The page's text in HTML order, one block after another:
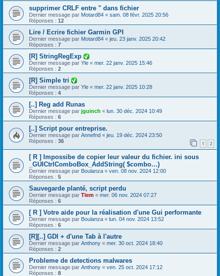
supprimer CRLF entre " dans fichier
Dernier message par Motard84 « sam. 08 févr. 2025 20:56
Réponses : 12
Lire / Ecrire fichier Garmin GPI
Dernier message par Motard84 « jeu. 23 janv. 2025 20:42
Réponses : 7
[R] StringRegExp
Dernier message par Yle « mer. 22 janv. 2025 15:46
Réponses : 2
[R] Simple tri
Dernier message par Yle « mer. 22 janv. 2025 10:28
Réponses : 4
[..] Reg add Runas
Dernier message par jguinch « lun. 30 déc. 2024 10:49
Réponses : 6
[..] Script pour entreprise.
Dernier message par Annefnd « jeu. 19 déc. 2024 23:50
Réponses : 36 1 2
[ R ] Impossibe de copier leur valeur du fichier. ini sous
_GUICtrlComboBox_AddString( $combo…)
Dernier message par Boulanza « ven. 08 nov. 2024 12:00
Réponses : 5
Sauvegarde planté, script perdu
Dernier message par Tlem « mer. 06 nov. 2024 07:27
Réponses : 6
[ R ] Votre aide pour la réalisation d'une Gui performante
Dernier message par Boulanza « lun. 04 nov. 2024 13:52
Réponses : 6
[R][..] GDI + d'une Tab à l'autre
Dernier message par Anthony « mer. 30 oct. 2024 18:40
Réponses : 2
Probleme de detections malwares
Dernier message par Anthony « ven. 25 oct. 2024 17:12
Réponses : 8